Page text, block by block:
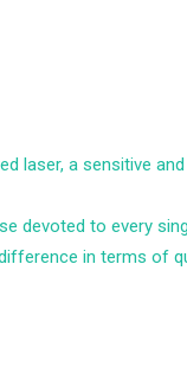
laser, a sensitive
devoted to every
in terms of